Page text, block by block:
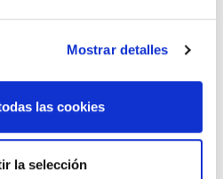
Mostrar detalles
las cookies
la selección
A MUFACE NO MEJORA LAS
CRÍTICA DEL SERVICIO DE